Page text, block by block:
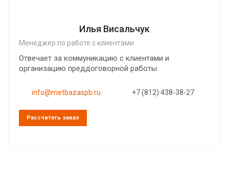
Илья Висальчук
Менеджер по работе с клиентами
Отвечает за коммуникацию с клиентами и
организацию преддоговорной работы
info@metbazaspb.ru +7 (812) 438-38-27
Рассчитать заказ